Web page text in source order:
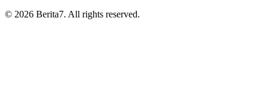
© 2026 Berita7. All rights reserved.